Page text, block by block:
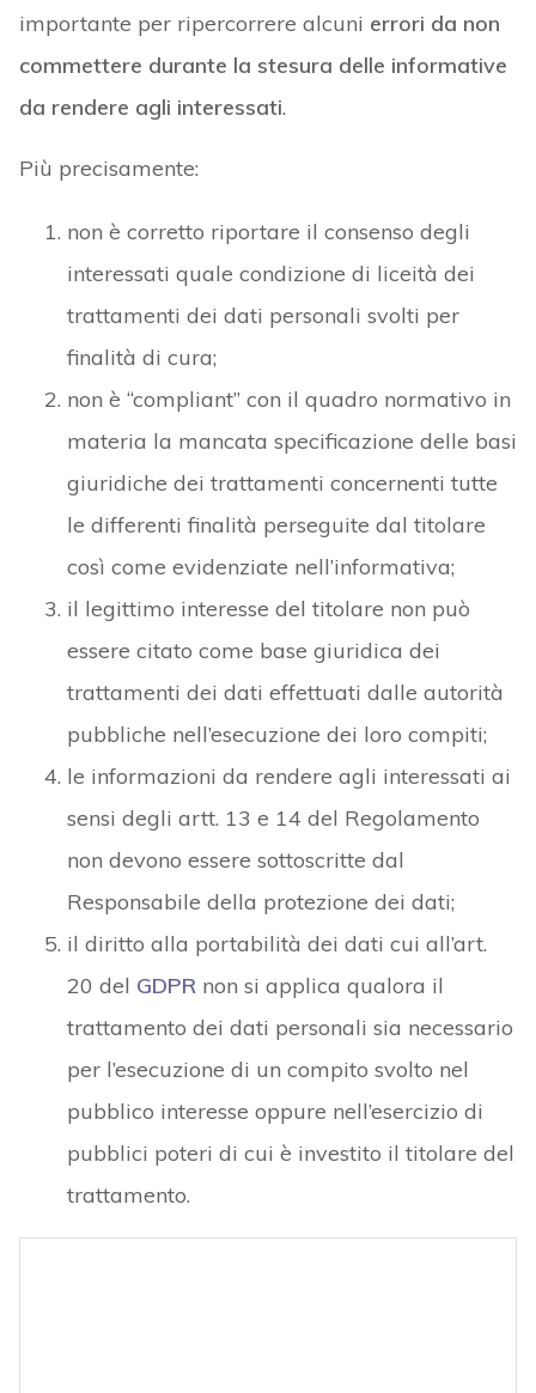
importante per ripercorrere alcuni errori da non
commettere durante la stesura delle informative
da rendere agli interessati.
Più precisamente:
non è corretto riportare il consenso degli
interessati quale condizione di liceità dei
trattamenti dei dati personali svolti per
finalità di cura;
non è “compliant” con il quadro normativo in
materia la mancata specificazione delle basi
giuridiche dei trattamenti concernenti tutte
le differenti finalità perseguite dal titolare
così come evidenziate nell’informativa;
il legittimo interesse del titolare non può
essere citato come base giuridica dei
trattamenti dei dati effettuati dalle autorità
pubbliche nell’esecuzione dei loro compiti;
le informazioni da rendere agli interessati ai
sensi degli artt. 13 e 14 del Regolamento
non devono essere sottoscritte dal
Responsabile della protezione dei dati;
il diritto alla portabilità dei dati cui all’art.
20 del GDPRnon si applica qualora il
trattamento dei dati personali sia necessario
per l’esecuzione di un compito svolto nel
pubblico interesse oppure nell’esercizio di
pubblici poteri di cui è investito il titolare del
trattamento.